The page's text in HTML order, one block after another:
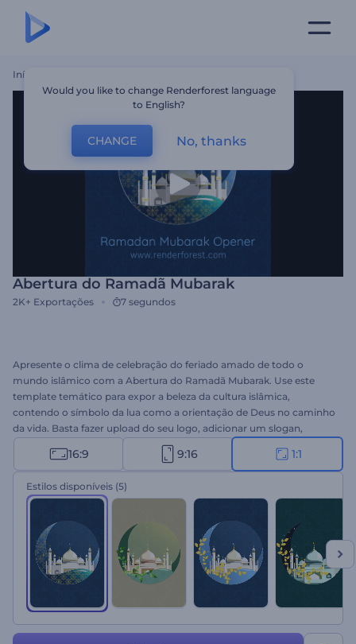
Início
Abertura do Ramadã Mubarak
2K+ Exportações 7 segundos
Apresente o clima de celebração do feriado amado de todo o
mundo islâmico com a Abertura do Ramadã Mubarak. Use este
template temático para expor a beleza da cultura islâmica,
contendo o símbolo da lua como a orientação de Deus no caminho
da vida. Basta fazer upload do seu logo, adicionar um slogan,
selecionar a combinação de cores e se preparar para surpreender
seu público em questão de minutos. Escolha ideal para intros de
feriados, aberturas de apresentações, convites de celebração e
muito mais. Cative a atenção do seu público com esta intro -
16:9 9:16 1:1
Estilos disponíveis (5)
Would you like to change Renderforest language
to English?
CHANGE No, thanks